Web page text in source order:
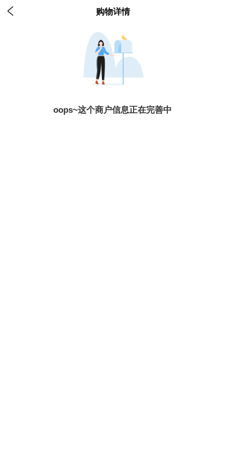
 购物详情
oops~这个商户信息正在完善中